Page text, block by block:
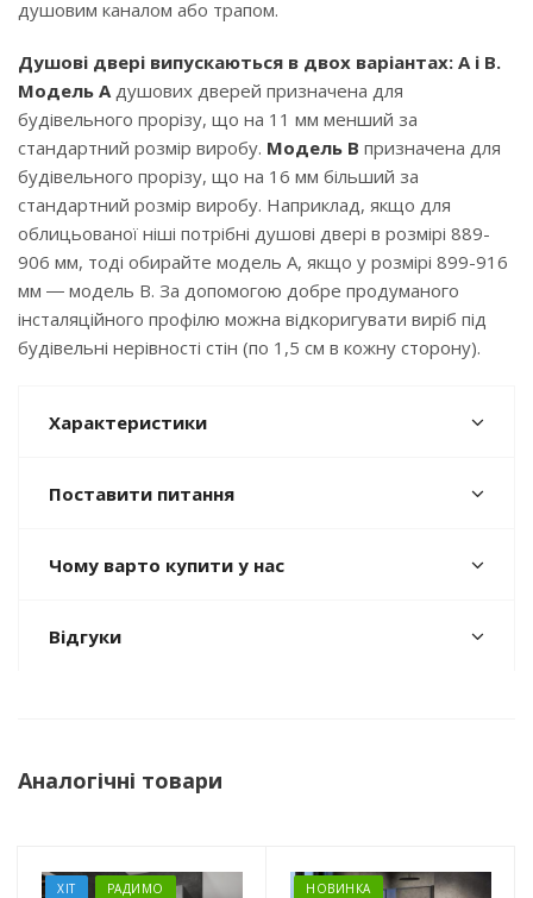
душовим каналом або трапом.
Душові двері випускаються в двох варіантах: А і В.
Модель Aдушових дверей призначена для
будівельного прорізу, що на 11 мм менший за
стандартний розмір виробу. Модель В призначена для
будівельного прорізу, що на 16 мм більший за
стандартний розмір виробу. Наприклад, якщо для
облицьованої ніші потрібні душові двері в розмірі 889-
906 мм, тоді обирайте модель А, якщо у розмірі 899-916
мм ― модель В. За допомогою добре продуманого
інсталяційного профілю можна відкоригувати виріб під
будівельні нерівності стін (по 1,5 см в кожну сторону).
Характеристики
Поставити питання
Чому варто купити у нас
Відгуки
Аналогічні товари
ХІТ РАДИМО НОВИНКА